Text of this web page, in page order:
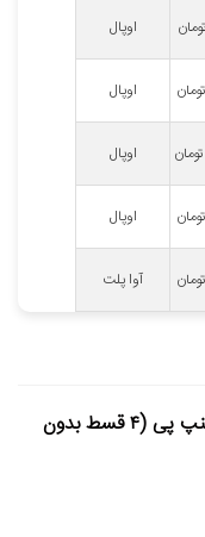
تومان اوپال
تومان اوپال
تومان اوپال
تومان اوپال
تومان آوا پلت
پرداخت با اعتبار اسنپ پی (۴ قسط بدون